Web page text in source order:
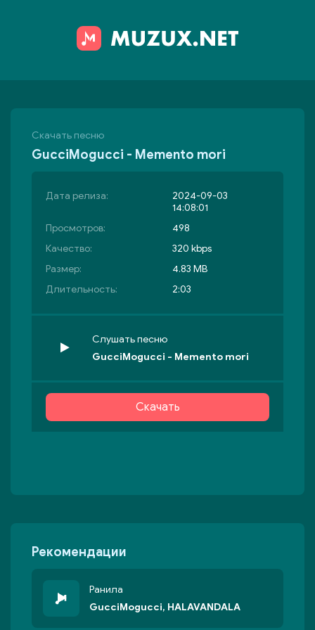
Скачать песню
GucciMogucci - Memento mori
Дата релиза:
2024-09-03
14:08:01
Просмотров:
498
Качество:
320 kbps
Размер:
4.83 MB
Длительность:
2:03
Слушать песню
GucciMogucci - Memento mori
Скачать
Рекомендации
Ранила
GucciMogucci, HALAVANDALA